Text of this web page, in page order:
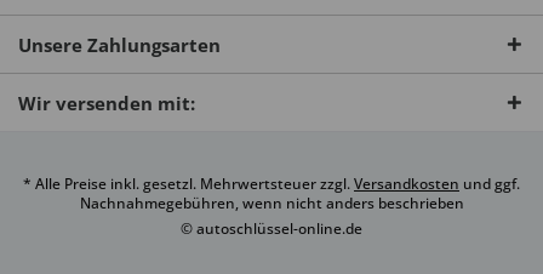
Unsere Zahlungsarten
Wir versenden mit:
* Alle Preise inkl. gesetzl. Mehrwertsteuer zzgl.Versandkosten und ggf.
Nachnahmegebühren, wenn nicht anders beschrieben
© autoschlüssel-online.de